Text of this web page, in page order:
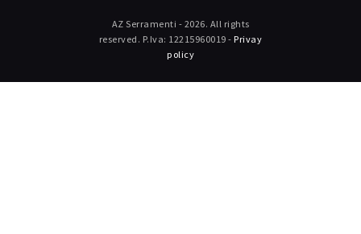
AZ Serramenti - 2026. All rights
reserved. P.Iva: 12215960019 -Privay
policy